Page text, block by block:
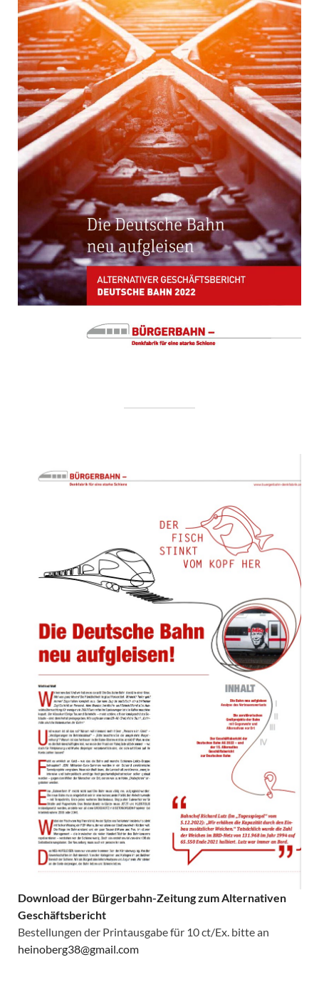
Download der Bürgerbahn-Zeitung zum Alternativen
Geschäftsbericht
Bestellungen der Printausgabe für 10 ct/Ex. bitte an
heinoberg38@gmail.com